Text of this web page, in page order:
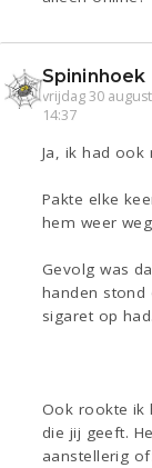
Spininhoek
vrijdag 30
14:37
Ja, ik had
Pakte elke
hem weer
Gevolg was
handen stond
sigaret op had.
Ook rookte ik
die jij geeft.
aanstellerig